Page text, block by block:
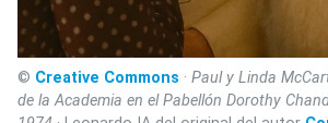
© Creative Commons · Paul y Linda
de la Academia en el Pabellón Dorothy